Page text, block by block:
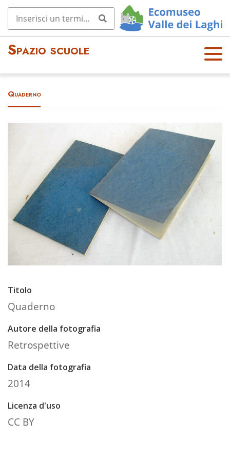
Spazio scuole
OPE
N
Quaderno
Titolo
Quaderno
Autore della fotografia
Retrospettive
Data della fotografia
2014
Licenza d'uso
CC BY